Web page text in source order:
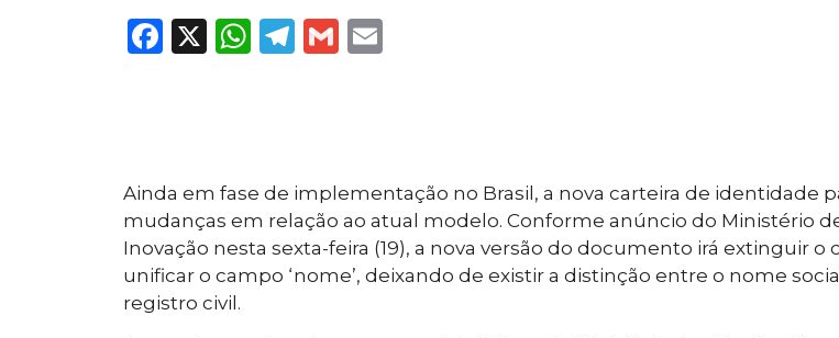
Facebook
X WhatsApp
Telegram
Gmail
Ainda em fase de implementação no Brasil, a nova carteira de identidade
mudanças em relação ao atual modelo. Conforme anúncio do Ministério
Inovação nesta sexta-feira (19), a nova versão do documento irá extinguir o
unificar o campo ‘nome’, deixando de existir a distinção entre o nome
registro civil.